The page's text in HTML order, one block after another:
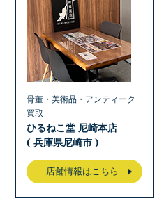
骨董・美術品・アンティーク
買取
ひるねこ堂 尼崎本店
( 兵庫県尼崎市 )
店舗情報はこちら